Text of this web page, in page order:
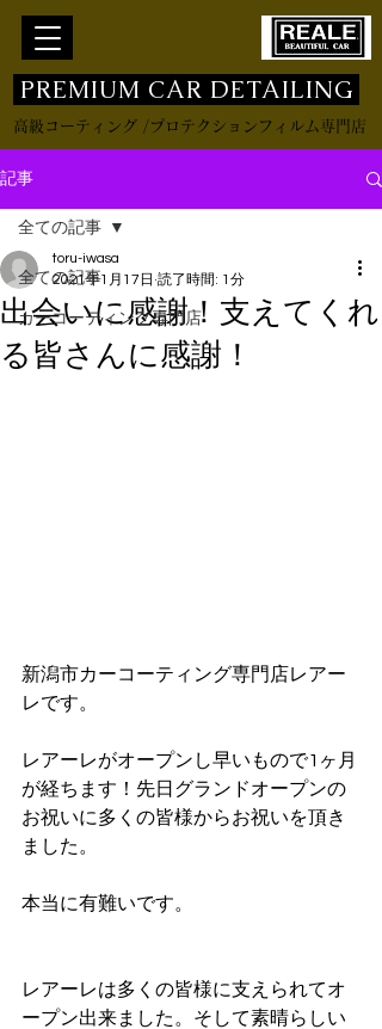
​ PREMIUM CAR DETAILING
高級コーティング /プロテクションフィルム専門店
記事
全ての記事
カーコーティング専門店
全ての記事
出会いに感謝！支えてくれ
る皆さんに感謝！
toru-iwasa
2021年1月17日 読了時間: 1分
新潟市カーコーティング専門店レアー
レです。
レアーレがオープンし早いもので1ヶ月
が経ちます！先日グランドオープンの
お祝いに多くの皆様からお祝いを頂き
ました。
本当に有難いです。
レアーレは多くの皆様に支えられてオ
ープン出来ました。そして素晴らしい